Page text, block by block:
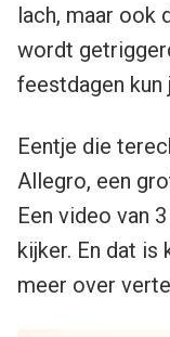
lach, maar ook
wordt
feestdagen kun
Eentje die
Allegro, een
Een video van
kijker. En dat is
meer over